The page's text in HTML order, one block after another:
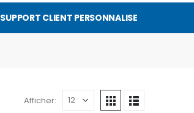
SUPPORT CLIENT PERSONNALISE
Afficher: